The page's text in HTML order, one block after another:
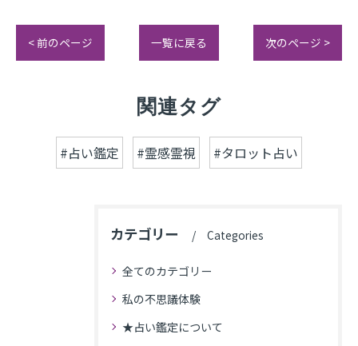
< 前のページ 一覧に戻る 次のページ >
関連タグ
#占い鑑定 #霊感霊視 #タロット占い
カテゴリー Categories
全てのカテゴリー
私の不思議体験
★占い鑑定について